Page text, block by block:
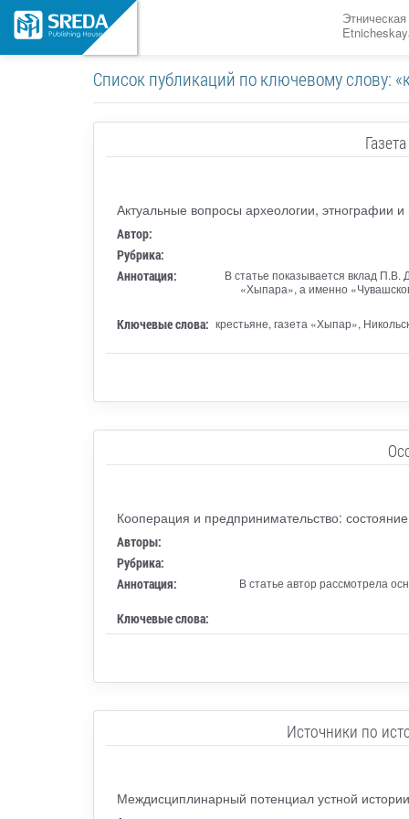
Список публикаций по ключевому слову:
Актуальные вопросы археологии, этнографии и
Автор:
Рубрика:
Аннотация:
В статье показывается вклад П.В.
«Хыпара», а именно
Ключевые слова: крестьяне, газета «Хыпар»,
Кооперация и предпринимательство:
Авторы:
Рубрика:
Аннотация:
В статье автор рассмотрела
Ключевые слова:
Источники по
Междисциплинарный потенциал устной